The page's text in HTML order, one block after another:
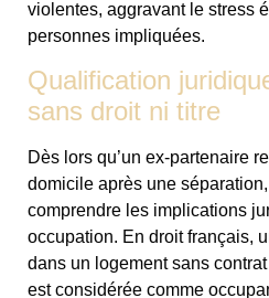
violentes, aggravant le stress
personnes impliquées.
Qualification
sans droit ni titre
Dès lors qu’un ex-partenaire
domicile après une
comprendre les implications
occupation. En droit français,
dans un logement sans
est considérée comme